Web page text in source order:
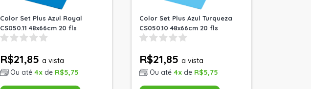
Color Set Plus Azul Royal
CS050.11 48x66cm 20 fls
R$21,85 a vista
Ou até 4x de R$5,75
Color Set Plus Azul Turqueza
CS050.10 48x66cm 20 fls
R$21,85 a vista
Ou até 4x de R$5,75